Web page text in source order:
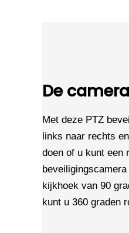
De
Met deze PTZ
links naar rechts
doen of u kunt een
kijkhoek van 90
kunt u 360 graden